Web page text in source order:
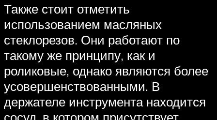
Также стоит отметить
использованием масляных
стеклорезов. Они работают по
такому же принципу, как и
роликовые, однако являются более
усовершенствованными. В
держателе инструмента находится